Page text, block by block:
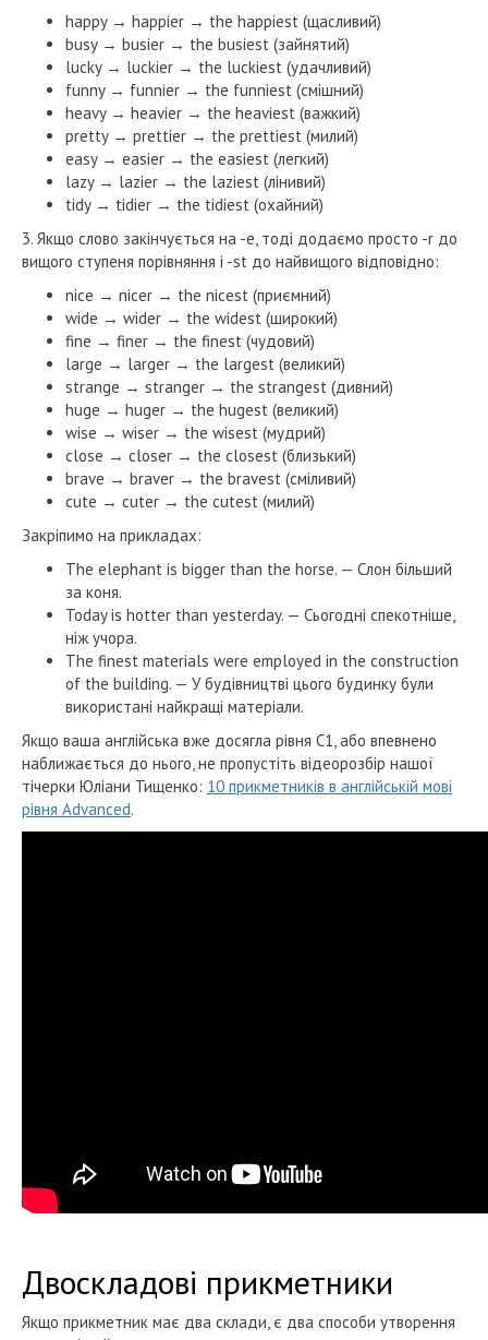
happy → happier → the happiest (щасливий)
busy → busier → the busiest (зайнятий)
lucky → luckier → the luckiest (удачливий)
funny → funnier → the funniest (смішний)
heavy → heavier → the heaviest (важкий)
pretty → prettier → the prettiest (милий)
easy → easier → the easiest (легкий)
lazy → lazier → the laziest (лінивий)
tidy → tidier → the tidiest (охайний)
3. Якщо слово закінчується на -e, тоді додаємо просто -r до
вищого ступеня порівняння і -st до найвищого відповідно:
nice → nicer → the nicest (приємний)
wide → wider → the widest (широкий)
fine → finer → the finest (чудовий)
large → larger → the largest (великий)
strange → stranger → the strangest (дивний)
huge → huger → the hugest (великий)
wise → wiser → the wisest (мудрий)
close → closer → the closest (близький)
brave → braver → the bravest (сміливий)
cute → cuter → the cutest (милий)
Закріпимо на прикладах:
The elephant is bigger than the horse. — Слон більший
за коня.
Today is hotter than yesterday. — Сьогодні спекотніше,
ніж учора.
The finest materials were employed in the construction
of the building. — У будівництві цього будинку були
використані найкращі матеріали.
Якщо ваша англійська вже досягла рівня С1, або впевнено
наближається до нього, не пропустіть відеорозбір нашої
тічерки Юліани Тищенко: 10 прикметників в англійській мові
рівня Advanced.
Двоскладові прикметники
Якщо прикметник має два склади, є два способи утворення